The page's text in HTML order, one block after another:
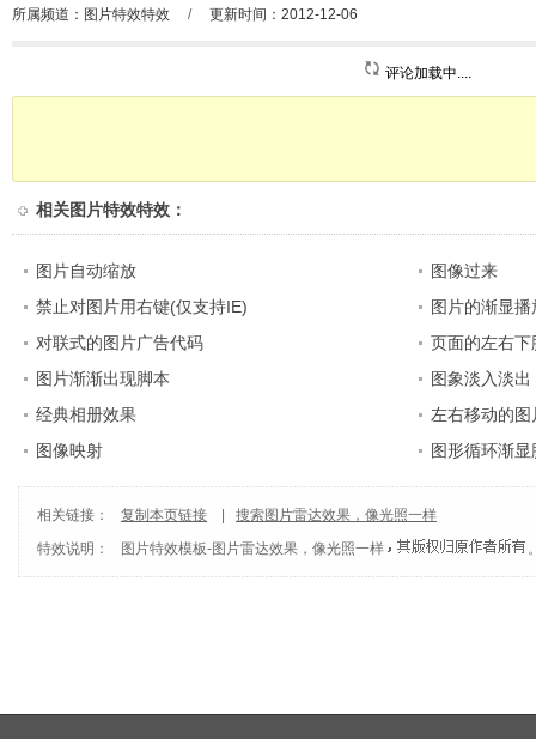
所属频道： 图片特效特效 / 更新时间：2012-12-06
评论加载中....
相关图片特效特效 ：
图片自动缩放
图像过来
禁止对图片用右键(仅支持IE)
图片的渐显
对联式的图片广告代码
页面的左右
图片渐渐出现脚本
图象淡入淡
经典相册效果
左右移动的图
图像映射
图形循环渐显
相关链接： 复制本页链接
搜索图片雷达效果，像光照一样
特效说明：
图片特效模板-图片雷达效果，像光照一样